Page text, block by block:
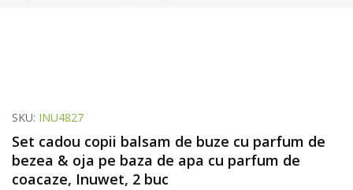
SKU: INU4827
Set cadou copii balsam de buze cu parfum de
bezea & oja pe baza de apa cu parfum de
coacaze, Inuwet, 2 buc